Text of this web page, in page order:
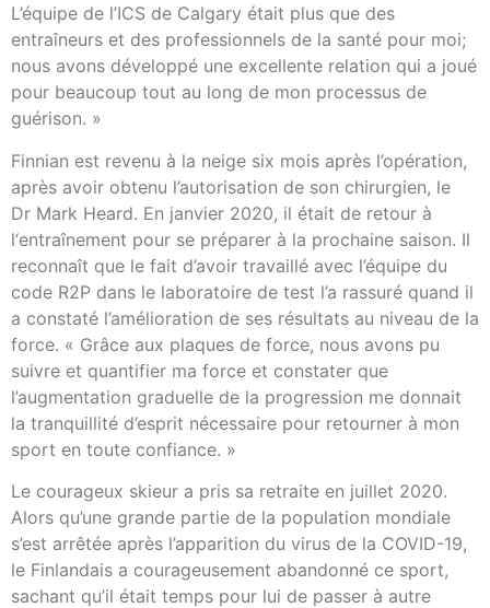
L’équipe de l’ICS de Calgary était plus que des
entraîneurs et des professionnels de la santé pour moi;
nous avons développé une excellente relation qui a joué
pour beaucoup tout au long de mon processus de
guérison. »
Finnian est revenu à la neige six mois après l’opération,
après avoir obtenu l’autorisation de son chirurgien, le
Dr Mark Heard. En janvier 2020, il était de retour à
l‘entraînement pour se préparer à la prochaine saison. Il
reconnaît que le fait d’avoir travaillé avec l’équipe du
code R2P dans le laboratoire de test l’a rassuré quand il
a constaté l’amélioration de ses résultats au niveau de la
force. « Grâce aux plaques de force, nous avons pu
suivre et quantifier ma force et constater que
l’augmentation graduelle de la progression me donnait
la tranquillité d’esprit nécessaire pour retourner à mon
sport en toute confiance. »
Le courageux skieur a pris sa retraite en juillet 2020.
Alors qu’une grande partie de la population mondiale
s’est arrêtée après l’apparition du virus de la COVID-19,
le Finlandais a courageusement abandonné ce sport,
sachant qu’il était temps pour lui de passer à autre